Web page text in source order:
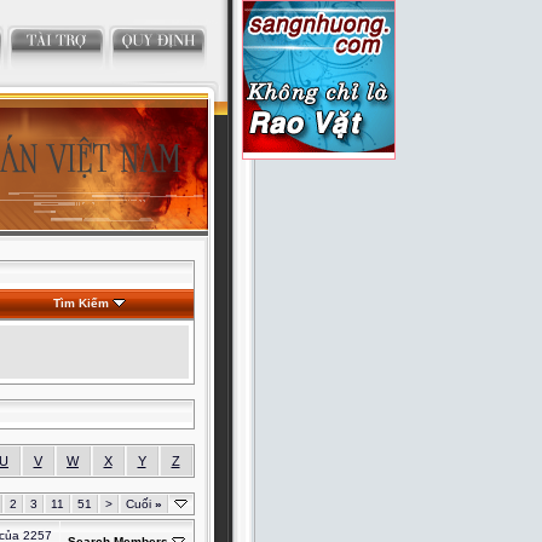
Tìm Kiếm
U V W X Y Z
2 3 11 51 > Cuối »
2257